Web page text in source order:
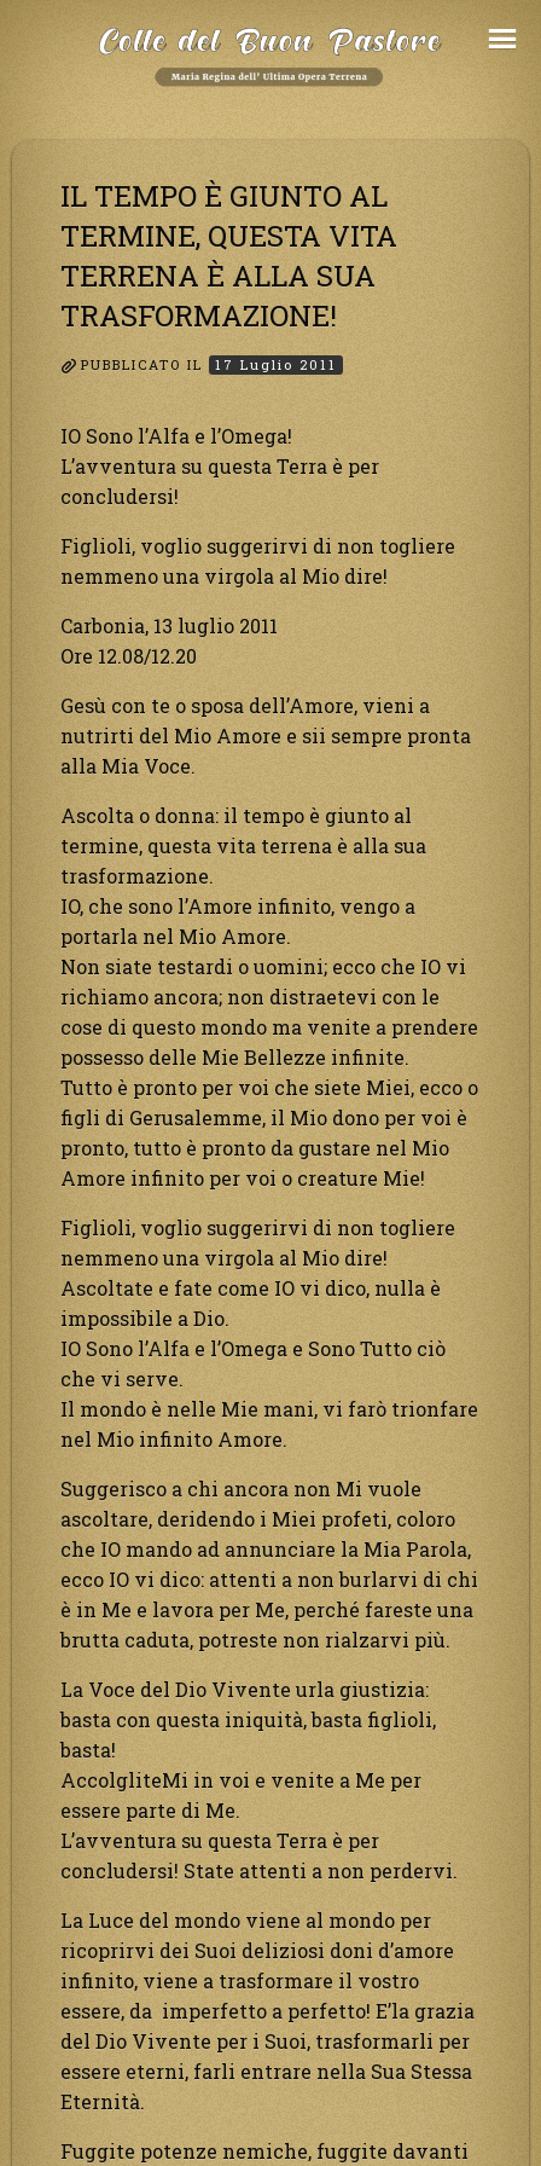
IL TEMPO È GIUNTO AL
TERMINE, QUESTA VITA
TERRENA È ALLA SUA
TRASFORMAZIONE!
PUBBLICATO IL 17 Luglio 2011
IO Sono l’Alfa e l’Omega!
L’avventura su questa Terra è per
concludersi!
Figlioli, voglio suggerirvi di non togliere
nemmeno una virgola al Mio dire!
Carbonia, 13 luglio 2011
Ore 12.08/12.20
Gesù con te o sposa dell’Amore, vieni a
nutrirti del Mio Amore e sii sempre pronta
alla Mia Voce.
Ascolta o donna: il tempo è giunto al
termine, questa vita terrena è alla sua
trasformazione.
IO, che sono l’Amore infinito, vengo a
portarla nel Mio Amore.
Non siate testardi o uomini; ecco che IO vi
richiamo ancora; non distraetevi con le
cose di questo mondo ma venite a prendere
possesso delle Mie Bellezze infinite.
Tutto è pronto per voi che siete Miei, ecco o
figli di Gerusalemme, il Mio dono per voi è
pronto, tutto è pronto da gustare nel Mio
Amore infinito per voi o creature Mie!
Figlioli, voglio suggerirvi di non togliere
nemmeno una virgola al Mio dire!
Ascoltate e fate come IO vi dico, nulla è
impossibile a Dio.
IO Sono l’Alfa e l’Omega e Sono Tutto ciò
che vi serve.
Il mondo è nelle Mie mani, vi farò trionfare
nel Mio infinito Amore.
Suggerisco a chi ancora non Mi vuole
ascoltare, deridendo i Miei profeti, coloro
che IO mando ad annunciare la Mia Parola,
ecco IO vi dico: attenti a non burlarvi di chi
è in Me e lavora per Me, perché fareste una
brutta caduta, potreste non rialzarvi più.
La Voce del Dio Vivente urla giustizia:
basta con questa iniquità, basta figlioli,
basta!
AccolgliteMi in voi e venite a Me per
essere parte di Me.
L’avventura su questa Terra è per
concludersi! State attenti a non perdervi.
La Luce del mondo viene al mondo per
ricoprirvi dei Suoi deliziosi doni d’amore
infinito, viene a trasformare il vostro
essere, da imperfetto a perfetto! E’la grazia
del Dio Vivente per i Suoi, trasformarli per
essere eterni, farli entrare nella Sua Stessa
Eternità.
Fuggite potenze nemiche, fuggite davanti